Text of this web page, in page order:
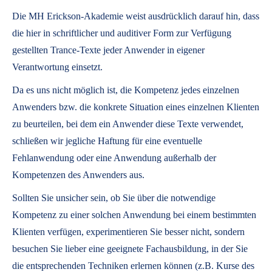
Die MH Erickson-Akademie weist ausdrücklich darauf hin, dass
die hier in schriftlicher und auditiver Form zur Verfügung
gestellten Trance-Texte jeder Anwender in eigener
Verantwortung einsetzt.
Da es uns nicht möglich ist, die Kompetenz jedes einzelnen
Anwenders bzw. die konkrete Situation eines einzelnen Klienten
zu beurteilen, bei dem ein Anwender diese Texte verwendet,
schließen wir jegliche Haftung für eine eventuelle
Fehlanwendung oder eine Anwendung außerhalb der
Kompetenzen des Anwenders aus.
Sollten Sie unsicher sein, ob Sie über die notwendige
Kompetenz zu einer solchen Anwendung bei einem bestimmten
Klienten verfügen, experimentieren Sie besser nicht, sondern
besuchen Sie lieber eine geeignete Fachausbildung, in der Sie
die entsprechenden Techniken erlernen können (z.B. Kurse des